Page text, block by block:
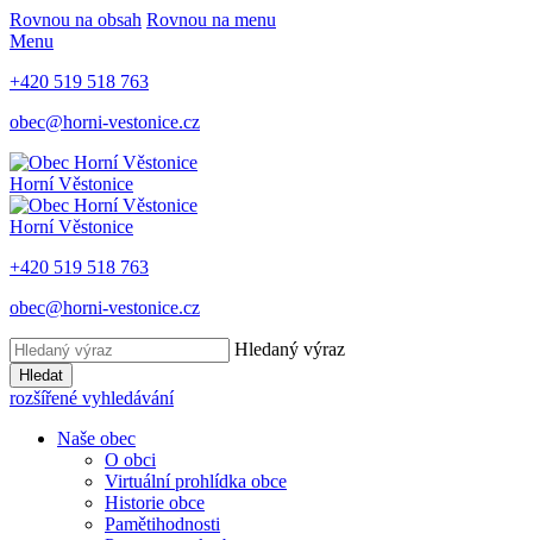
Rovnou na obsah Rovnou na menu
Menu
+420 519 518 763
obec@horni-vestonice.cz
Horní Věstonice
Horní Věstonice
+420 519 518 763
obec@horni-vestonice.cz
Hledaný výraz
Hledat
rozšířené vyhledávání
Naše obec
O obci
Virtuální prohlídka obce
Historie obce
Pamětihodnosti